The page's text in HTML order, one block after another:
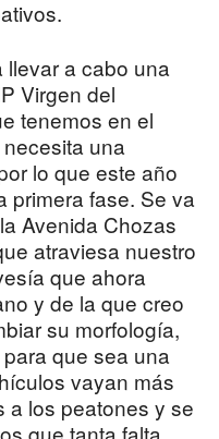
a cabo una
Virgen del
tenemos en el
una
lo que este año
primera fase. Se va
Avenida Chozas
atraviesa nuestro
que ahora
y de la que creo
su morfología,
que sea una
vayan más
a los peatones y se